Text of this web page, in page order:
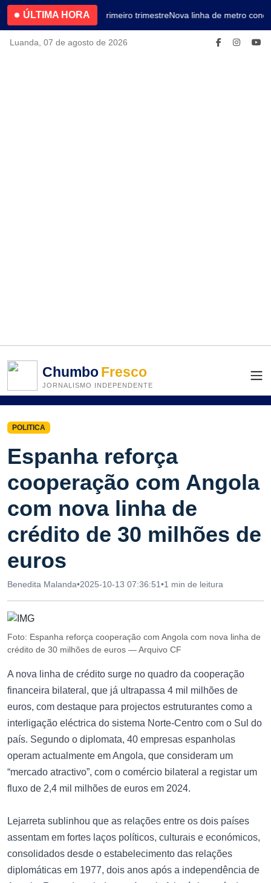
ÚLTIMA HORA4.2% no primeiro trimestreNova linha de metro
Luanda, 07 de agosto de 2026
ChumboFresco
JORNALISMO INDEPENDENTE
POLITICA
Espanha reforça
cooperação com Angola
com nova linha de
crédito de 30 milhões de
euros
Benedita Malanda•2025-10-13 07:36:51•1 min de leitura
Foto: Espanha reforça cooperação com Angola com nova linha de
crédito de 30 milhões de euros — Arquivo CF
A nova linha de crédito surge no quadro da cooperação
financeira bilateral, que já ultrapassa 4 mil milhões de
euros, com destaque para projectos estruturantes como a
interligação eléctrica do sistema Norte-Centro com o Sul do
país. Segundo o diplomata, 40 empresas espanholas
operam actualmente em Angola, que consideram um
“mercado atractivo”, com o comércio bilateral a registar um
fluxo de 2,4 mil milhões de euros em 2024.
Lejarreta sublinhou que as relações entre os dois países
assentam em fortes laços políticos, culturais e económicos,
consolidados desde o estabelecimento das relações
diplomáticas em 1977, dois anos após a independência de